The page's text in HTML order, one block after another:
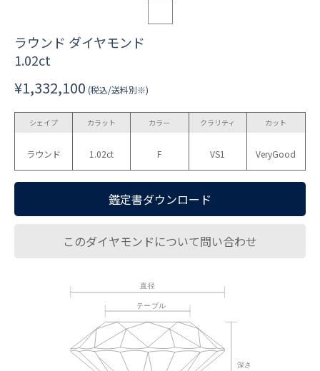
ラウンド ダイヤモンド
1.02ct
¥1,332,100 (税込/送料別※)
シェイプ
ラウンド
カラット
1.02ct
カラー
F
クラリティ
VS1
カット
VeryGood
鑑定書ダウンロード
このダイヤモンドについて問い合わせ